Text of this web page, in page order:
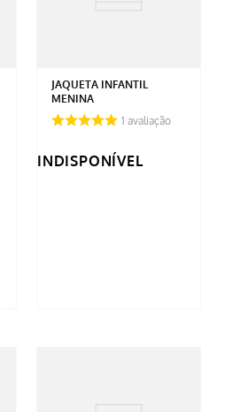
JAQUETA INFANTIL
MENINA
1 avaliação
INDISPONÍVEL